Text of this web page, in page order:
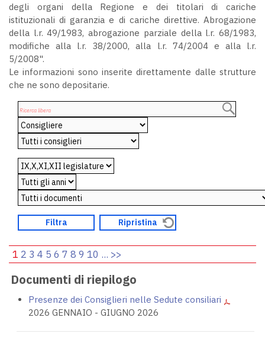
degli organi della Regione e dei titolari di cariche
istituzionali di garanzia e di cariche direttive. Abrogazione
della l.r. 49/1983, abrogazione parziale della l.r. 68/1983,
modifiche alla l.r. 38/2000, alla l.r. 74/2004 e alla l.r.
5/2008".
Le informazioni sono inserite direttamente dalle strutture
che ne sono depositarie.
1 2 3 4 5 6 7 8 9 10 ... >>
Documenti di riepilogo
Presenze dei Consiglieri nelle Sedute consiliari
2026 GENNAIO - GIUGNO 2026